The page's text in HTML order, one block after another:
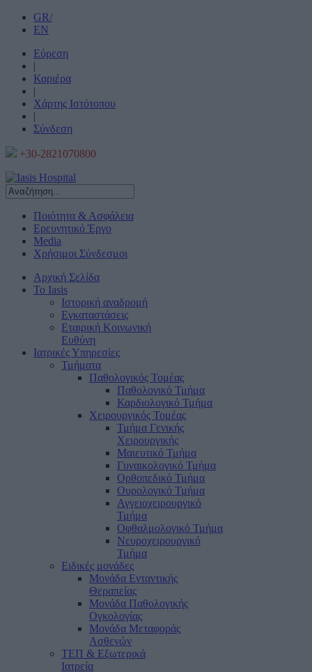
GR/
EN
Εύρεση
|
Καριέρα
|
Χάρτης Ιστότοπου
|
Σύνδεση
+30-2821070800
Ποιότητα & Ασφάλεια
Ερευνητικό Έργο
Media
Χρήσιμοι Σύνδεσμοι
Αρχική Σελίδα
Το Iasis
Ιστορική αναδρομή
Εγκαταστάσεις
Εταιρική Κοινωνική
Ευθύνη
Ιατρικές Υπηρεσίες
Τμήματα
Παθολογικός Τομέας
Παθολογικό Τμήμα
Καρδιολογικό Τμήμα
Χειρουργικός Τομέας
Τμήμα Γενικής
Χειρουργικής
Μαιευτικό Τμήμα
Γυναικολογικό Τμήμα
Ορθοπεδικό Τμήμα
Ουρολογικό Τμήμα
Αγγειοχειρουργικό
Τμήμα
Οφθαλμολογικό Τμήμα
Νευροχειρουργικό
Τμήμα
Ειδικές μονάδες
Μονάδα Ενταντικής
Θεραπείας
Μονάδα Παθολογικής
Ογκολογίας
Μονάδα Μεταφοράς
Ασθενών
ΤΕΠ & Εξωτερικά
Ιατρεία